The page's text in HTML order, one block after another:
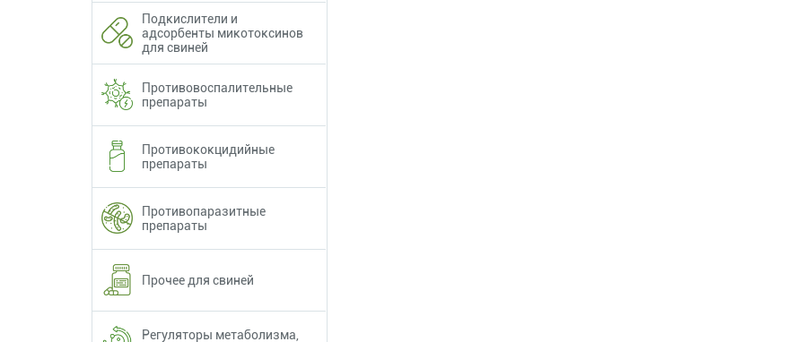
Подкислители и
адсорбенты микотоксинов
для свиней
Противовоспалительные
препараты
Противококцидийные
препараты
Противопаразитные
препараты
Прочее для свиней
Регуляторы метаболизма,